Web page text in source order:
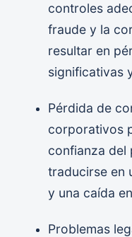
controles
fraude y la
resultar en
significativas
Pérdida de
corporativos
confianza del
traducirse en
y una caída
Problemas